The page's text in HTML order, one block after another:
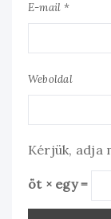
E-mail *
Weboldal
Kérjük, adja
öt × egy =